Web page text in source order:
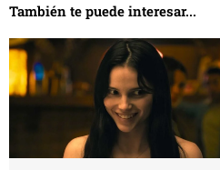
También te puede interesar...